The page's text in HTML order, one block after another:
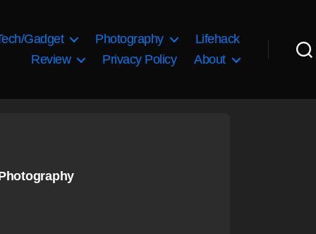
Gadget Photography
Lifehack
Review
Privacy Policy About